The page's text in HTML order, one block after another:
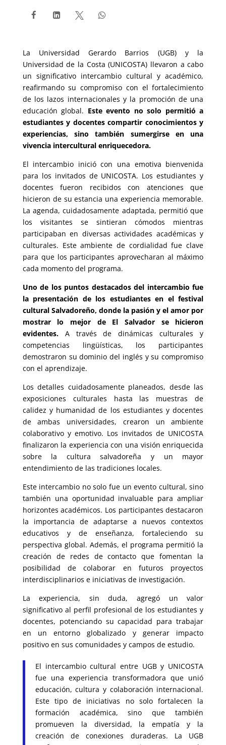
   
La Universidad Gerardo Barrios (UGB) y la
Universidad de la Costa (UNICOSTA) llevaron a cabo
un significativo intercambio cultural y académico,
reafirmando su compromiso con el fortalecimiento
de los lazos internacionales y la promoción de una
educación global. Este evento no solo permitió a
estudiantes y docentes compartir conocimientos y
experiencias, sino también sumergirse en una
vivencia intercultural enriquecedora.
El intercambio inició con una emotiva bienvenida
para los invitados de UNICOSTA. Los estudiantes y
docentes fueron recibidos con atenciones que
hicieron de su estancia una experiencia memorable.
La agenda, cuidadosamente adaptada, permitió que
los visitantes se sintieran cómodos mientras
participaban en diversas actividades académicas y
culturales. Este ambiente de cordialidad fue clave
para que los participantes aprovecharan al máximo
cada momento del programa.
Uno de los puntos destacados del intercambio fue
la presentación de los estudiantes en el festival
cultural Salvadoreño, donde la pasión y el amor por
mostrar lo mejor de El Salvador se hicieron
evidentes.A través de dinámicas culturales y
competencias lingüísticas, los participantes
demostraron su dominio del inglés y su compromiso
con el aprendizaje.
Los detalles cuidadosamente planeados, desde las
exposiciones culturales hasta las muestras de
calidez y humanidad de los estudiantes y docentes
de ambas universidades, crearon un ambiente
colaborativo y emotivo. Los invitados de UNICOSTA
finalizaron la experiencia con una visión enriquecida
sobre la cultura salvadoreña y un mayor
entendimiento de las tradiciones locales.
Este intercambio no solo fue un evento cultural, sino
también una oportunidad invaluable para ampliar
horizontes académicos. Los participantes destacaron
la importancia de adaptarse a nuevos contextos
educativos y de enseñanza, fortaleciendo su
perspectiva global. Además, el programa permitió la
creación de redes de contacto que fomentan la
posibilidad de colaborar en futuros proyectos
interdisciplinarios e iniciativas de investigación.
La experiencia, sin duda, agregó un valor
significativo al perfil profesional de los estudiantes y
docentes, potenciando su capacidad para trabajar
en un entorno globalizado y generar impacto
positivo en sus comunidades y campos de estudio.
El intercambio cultural entre UGB y UNICOSTA
fue una experiencia transformadora que unió
educación, cultura y colaboración internacional.
Este tipo de iniciativas no solo fortalecen la
formación académica, sino que también
promueven la diversidad, la empatía y la
creación de conexiones duraderas. La UGB